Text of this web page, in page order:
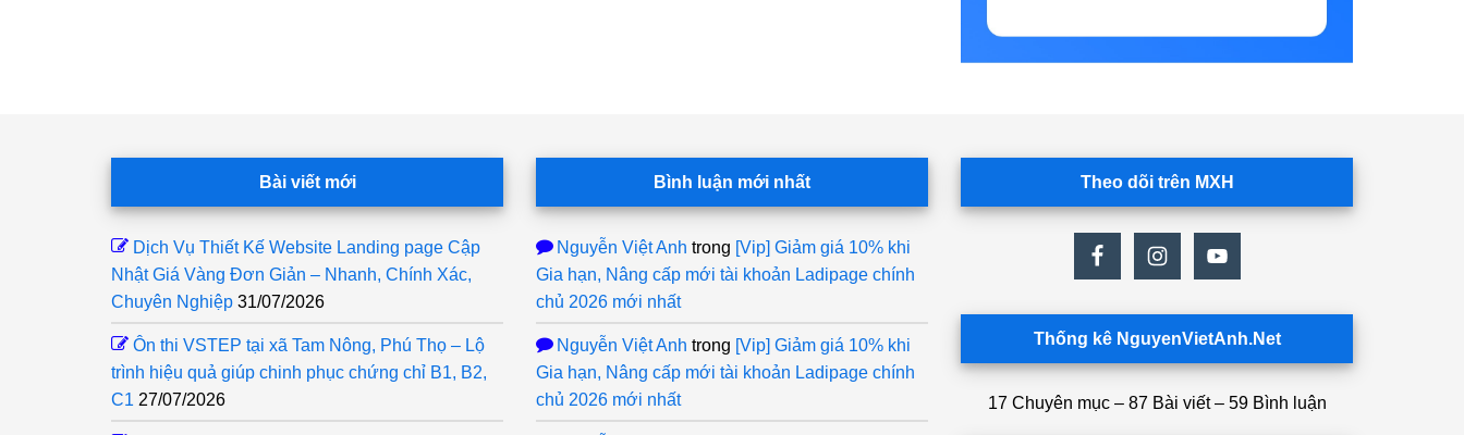
Bài viết mới
Dịch Vụ Thiết Kế Website Landing page Cập
Nhật Giá Vàng Đơn Giản – Nhanh, Chính Xác,
Chuyên Nghiệp 31/07/2026
Ôn thi VSTEP tại xã Tam Nông, Phú Thọ – Lộ
trình hiệu quả giúp chinh phục chứng chỉ B1, B2,
C1 27/07/2026
Bình luận mới nhất
Nguyễn Việt Anh trong [Vip] Giảm giá 10% khi
Gia hạn, Nâng cấp mới tài khoản Ladipage chính
chủ 2026 mới nhất
Nguyễn Việt Anh trong [Vip] Giảm giá 10% khi
Gia hạn, Nâng cấp mới tài khoản Ladipage chính
chủ 2026 mới nhất
Theo dõi trên MXH
Thống kê NguyenVietAnh.Net
17 Chuyên mục – 87 Bài viết – 59 Bình luận